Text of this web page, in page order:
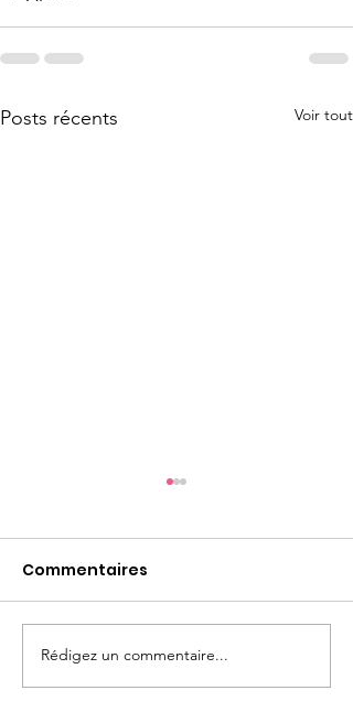
Posts récents Voir tout
WEBINAIRE #1 Parler
est un Besoin, Ecouter
Commentaires
Rédigez un commentaire...